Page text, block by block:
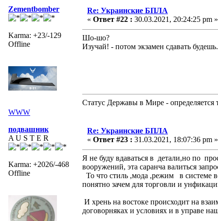
Zementbomber
Karma: +23/-129
Offline
WWW
Re: Украинские БПЛА
« Ответ #22 : 30.03.2021, 20:24:25 pm »
Шо-шо?
Изучай! - потом экзамен сдавать
Статус Державы в Мире - определяется
подвашник
A U S T E R
Karma: +2026/-468
Offline
Re: Украинские БПЛА
« Ответ #23 : 31.03.2021, 18:07:36 pm »
Я не буду вдаваться в детали,но по
вооружений, эта саранча валиться
То что стиль ,мода ,режим в системе
понятно зачем для торговли и
И хрень на востоке происходит на
договорняках и условиях и в управе